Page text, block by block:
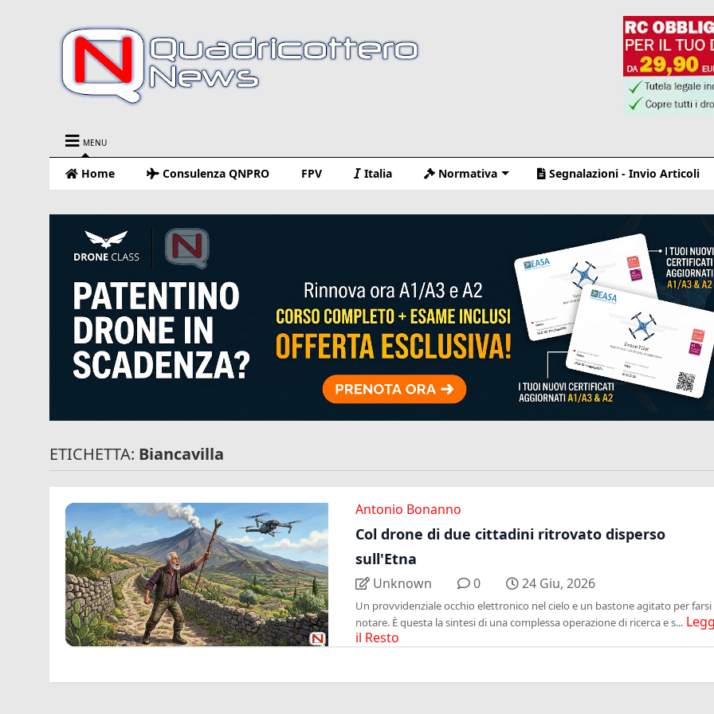
MENU
Home Consulenza QNPRO FPV Italia Normativa Segnalazioni - Invio Articoli
ETICHETTA: Biancavilla
Antonio Bonanno
Col drone di due cittadini ritrovato disperso
sull'Etna
Unknown 0 24 Giu, 2026
Un provvidenziale occhio elettronico nel cielo e un bastone agitato per farsi
notare. È questa la sintesi di una complessa operazione di ricerca e s...
il Resto